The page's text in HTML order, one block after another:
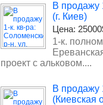
В продажу
(г. Киев)
Цена:
1-к.
проект с альковом....
В продажу
(Киевская